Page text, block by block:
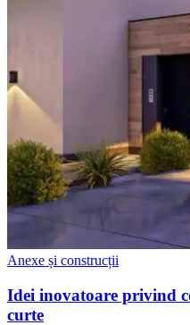
Anexe și construcții
Idei inovatoare privind
curte